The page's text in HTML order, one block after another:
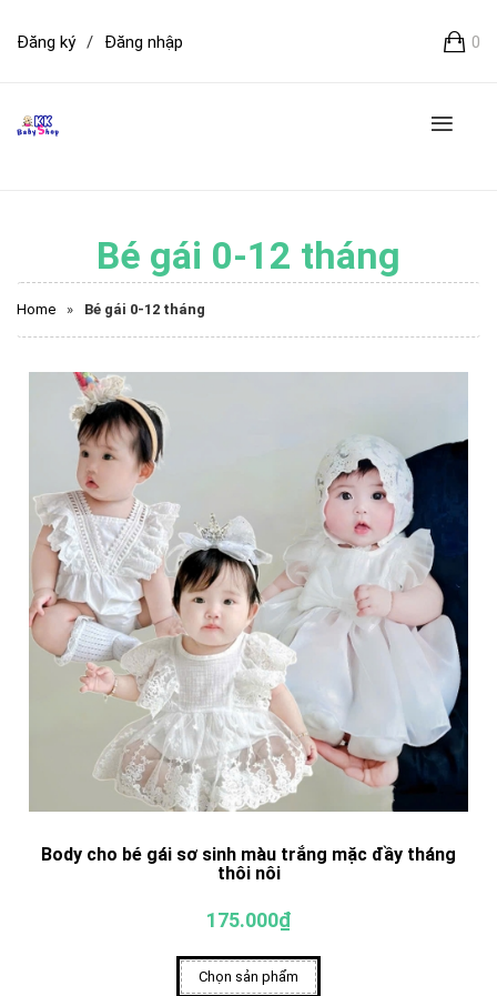
0
Đăng ký / Đăng nhập
Bé gái 0-12 tháng
Home » Bé gái 0-12 tháng
Body cho bé gái sơ sinh màu trắng mặc đầy tháng
thôi nôi
175.000₫
Chọn sản phẩm